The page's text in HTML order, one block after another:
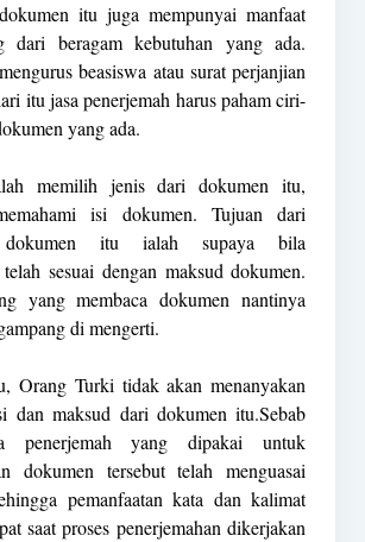
itu juga mempunyai manfaat
dari beragam kebutuhan yang ada.
beasiswa atau surat perjanjian
itu jasa penerjemah harus paham ciri-
yang ada.
memilih jenis dari dokumen itu,
isi dokumen. Tujuan dari
dokumen itu ialah supaya bila
sesuai dengan maksud dokumen.
yang membaca dokumen nantinya
di mengerti.
Orang Turki tidak akan menanyakan
dan maksud dari dokumen itu.Sebab
penerjemah yang dipakai untuk
dokumen tersebut telah menguasai
pemanfaatan kata dan kalimat
saat proses penerjemahan dikerjakan